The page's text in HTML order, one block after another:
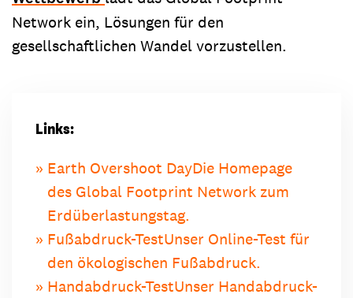
Network ein, Lösungen für den
gesellschaftlichen Wandel vorzustellen.
Links:
Earth Overshoot DayDie Homepage
des Global Footprint Network zum
Erdüberlastungstag.
Fußabdruck-TestUnser Online-Test für
den ökologischen Fußabdruck.
Handabdruck-TestUnser Handabdruck-